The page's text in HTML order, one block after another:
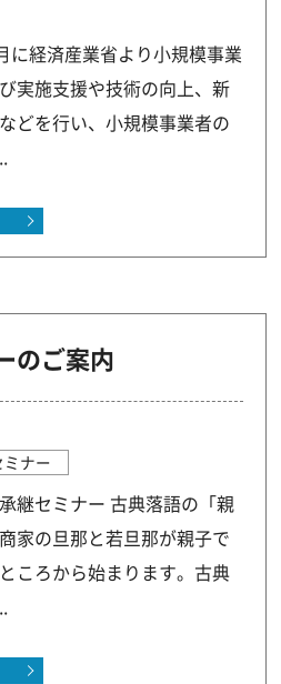
に経済産業省より小規模事業
実施支援や技術の向上、新
どを行い、小規模事業者の
のご案内
ナー
継セミナー 古典落語の「親
家の旦那と若旦那が親子で
ころから始まります。古典